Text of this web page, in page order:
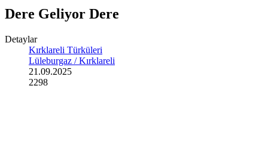
Dere Geliyor Dere
Detaylar
Kırklareli Türküleri
Lüleburgaz / Kırklareli
21.09.2025
2298